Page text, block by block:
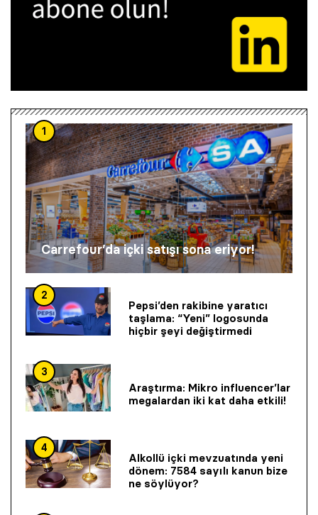
1
Carrefour’da içki satışı sona eriyor!
2
Pepsi’den rakibine yaratıcı
taşlama: “Yeni” logosunda
hiçbir şeyi değiştirmedi
3
Araştırma: Mikro influencer’lar
megalardan iki kat daha etkili!
4
Alkollü içki mevzuatında yeni
dönem: 7584 sayılı kanun bize
ne söylüyor?